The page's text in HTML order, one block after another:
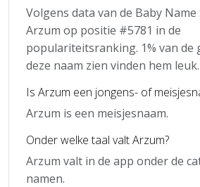
Volgens data van de Baby
Arzum op positie #5781 in de
populariteitsranking. 1% van de
deze naam zien vinden hem leuk.
Is Arzum een jongens- of
Arzum is een meisjesnaam.
Onder welke taal valt Arzum?
Arzum valt in de app onder de
namen.